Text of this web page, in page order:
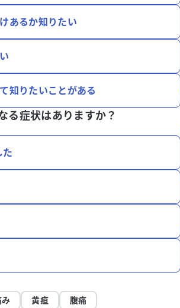
あるか知りたい
知りたいことがある
る症状はありますか？
た
み 黄疸
腹痛